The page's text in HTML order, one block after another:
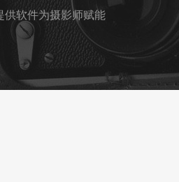
供软件为摄影师赋能